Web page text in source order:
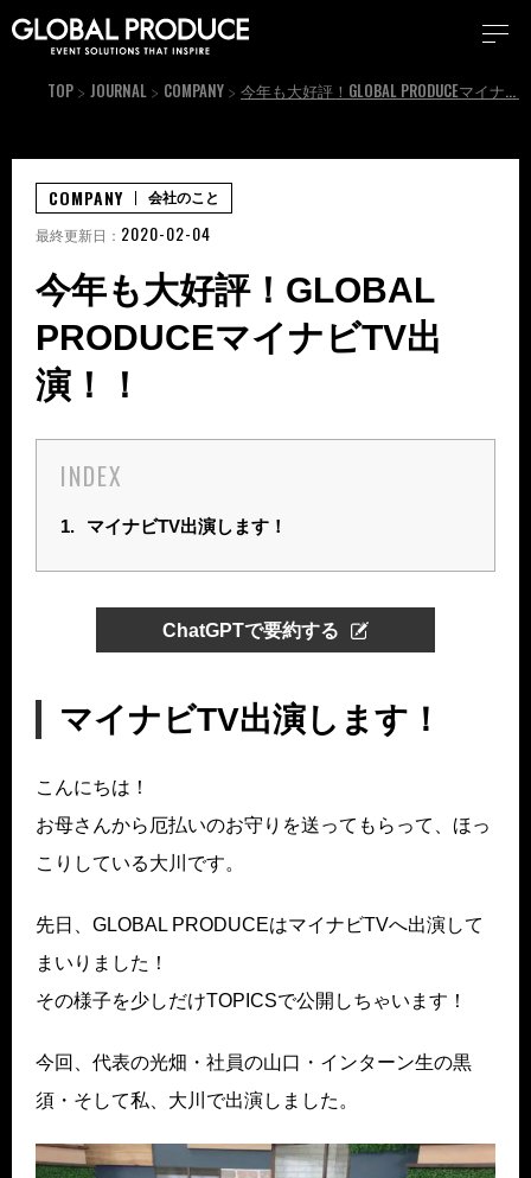
TOP JOURNAL COMPANY 今年も大好評！GLOBAL PRODUCEマイナビTV出演！！
今年も大好評！GLOBAL
PRODUCEマイナビTV出
演！！
INDEX
1. マイナビTV出演します！
ChatGPTで要約する
マイナビTV出演します！
こんにちは！
お母さんから厄払いのお守りを送ってもらって、ほっ
こりしている大川です。
先日、GLOBAL PRODUCEはマイナビTVへ出演して
まいりました！
その様子を少しだけTOPICSで公開しちゃいます！
今回、代表の光畑・社員の山口・インターン生の黒
須・そして私、大川で出演しました。
COMPANY 会社のこと
最終更新日： 2020-02-04